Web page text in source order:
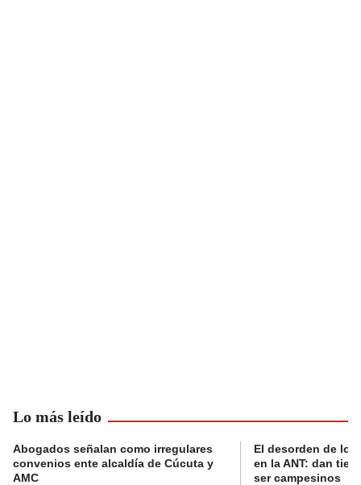
Lo más leído
Abogados señalan como irregulares
convenios ente alcaldía de Cúcuta y
AMC
El desorden de
en la ANT: dan
ser campesinos